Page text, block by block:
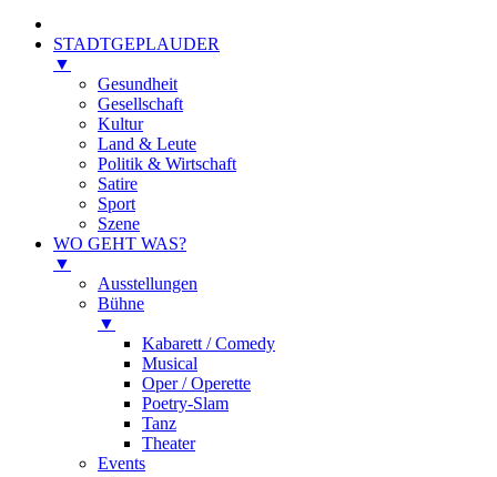
STADTGEPLAUDER
▼
Gesundheit
Gesellschaft
Kultur
Land & Leute
Politik & Wirtschaft
Satire
Sport
Szene
WO GEHT WAS?
▼
Ausstellungen
Bühne
▼
Kabarett / Comedy
Musical
Oper / Operette
Poetry-Slam
Tanz
Theater
Events